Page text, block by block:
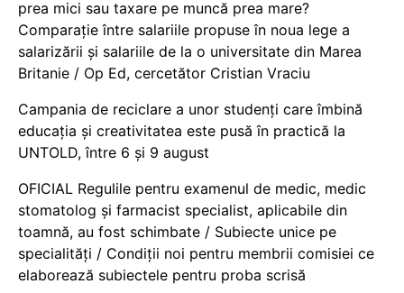
prea mici sau taxare pe muncă prea mare?
Comparație între salariile propuse în noua lege a
salarizării și salariile de la o universitate din Marea
Britanie / Op Ed, cercetător Cristian Vraciu
Campania de reciclare a unor studenți care îmbină
educația și creativitatea este pusă în practică la
UNTOLD, între 6 și 9 august
OFICIAL Regulile pentru examenul de medic, medic
stomatolog și farmacist specialist, aplicabile din
toamnă, au fost schimbate / Subiecte unice pe
specialități / Condiții noi pentru membrii comisiei ce
elaborează subiectele pentru proba scrisă